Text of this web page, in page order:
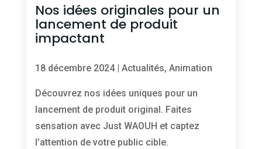
Nos idées originales pour un
lancement de produit
impactant
18 décembre 2024| Actualités, Animation
Découvrez nos idées uniques pour un
lancement de produit original. Faites
sensation avec Just WAOUH et captez
l’attention de votre public cible.